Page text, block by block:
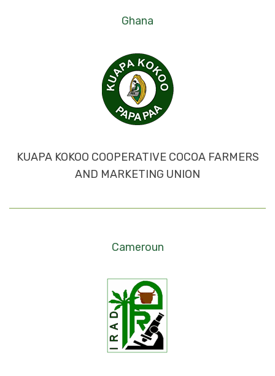
Ghana
KUAPA KOKOO COOPERATIVE COCOA FARMERS
AND MARKETING UNION
Cameroun